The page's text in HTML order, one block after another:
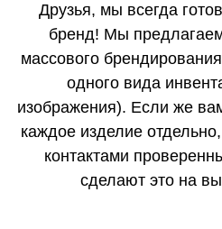
Друзья, мы всегда
бренд! Мы
массового
одного вида
изображения). Если же
каждое изделие
контактами
сделают это на